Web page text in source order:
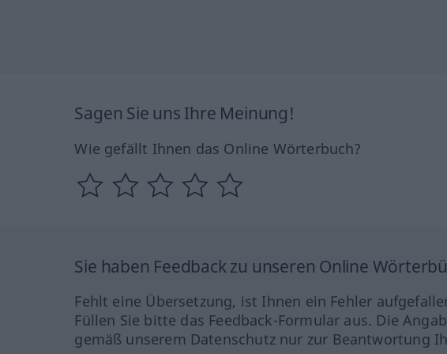
Sagen Sie uns Ihre Meinung!
Wie gefällt Ihnen das Online Wörterbuch?
Sie haben Feedback zu unseren Online
Fehlt eine Übersetzung, ist Ihnen ein Fehler
Füllen Sie bitte das Feedback-Formular aus. Die
gemäß unserem Datenschutz nur zur Beantwortung